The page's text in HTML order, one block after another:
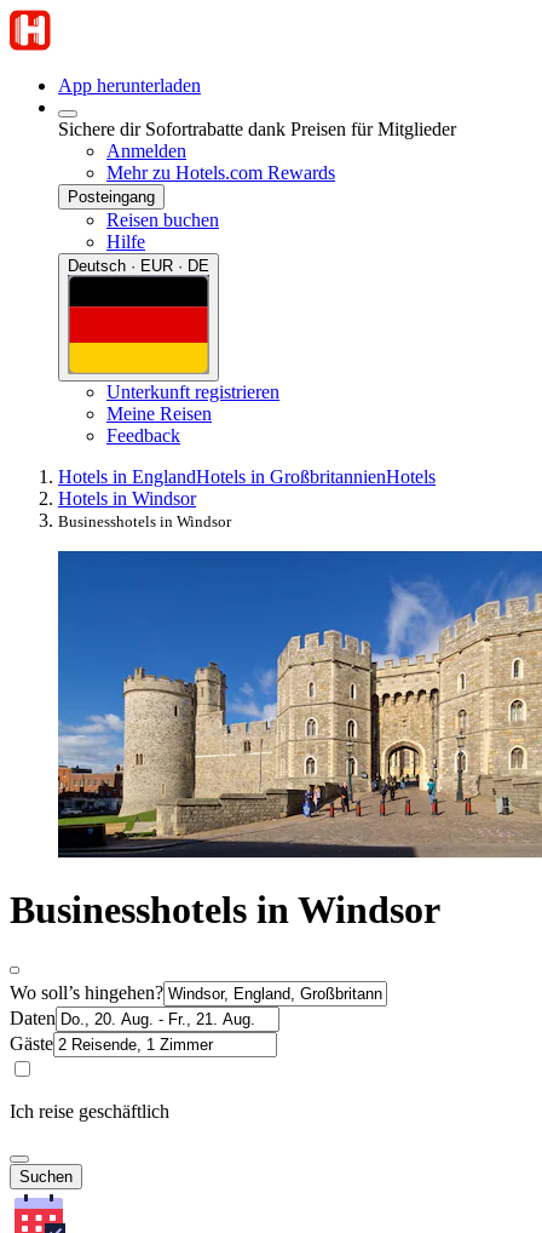
App herunterladen
Sichere dir Sofortrabatte dank Preisen für Mitglieder
Anmelden
Mehr zu Hotels.com Rewards
Posteingang
Reisen buchen
Hilfe
Deutsch · EUR · DE
Unterkunft registrieren
Meine Reisen
Feedback
Hotels in EnglandHotels in GroßbritannienHotels
Hotels in Windsor
Businesshotels in Windsor
Businesshotels in Windsor
Wo soll’s hingehen?
Daten
Gäste
Ich reise geschäftlich
Suchen